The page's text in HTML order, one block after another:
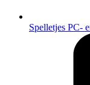
Spelletjes PC-